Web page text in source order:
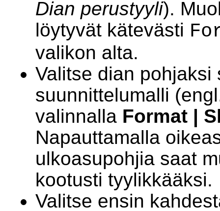
Dian perustyyli).
löytyvät kätevästi
valikon alta.
Valitse dian pohjaksi
suunnittelumalli
valinnalla Format |
Napauttamalla
ulkoasupohjia saat
kootusti tyylikkääksi.
Valitse ensin